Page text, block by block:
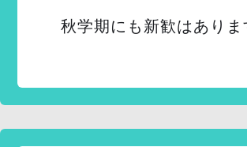
秋学期にも新歓はありま